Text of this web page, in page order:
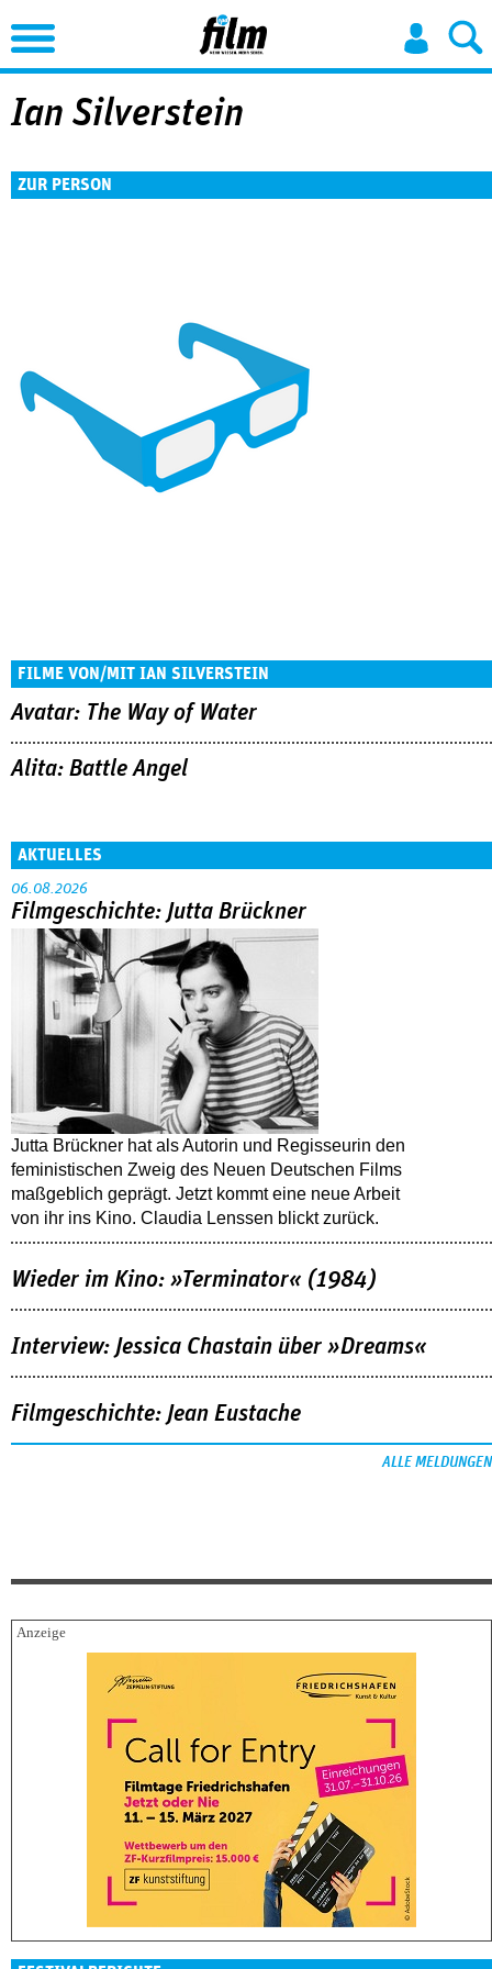
Jump to Navigation
Ian Silverstein
ZUR PERSON
FILME VON/MIT IAN SILVERSTEIN
Avatar: The Way of Water
Alita: Battle Angel
AKTUELLES
06.08.2026
Filmgeschichte: Jutta Brückner
Jutta Brückner hat als Autorin und Regisseurin den
feministischen Zweig des Neuen Deutschen Films
maßgeblich geprägt. Jetzt kommt eine neue Arbeit
von ihr ins Kino. Claudia Lenssen blickt zurück.
Wieder im Kino: »Terminator« (1984)
Interview: Jessica Chastain über »Dreams«
Filmgeschichte: Jean Eustache
ALLE MELDUNGEN